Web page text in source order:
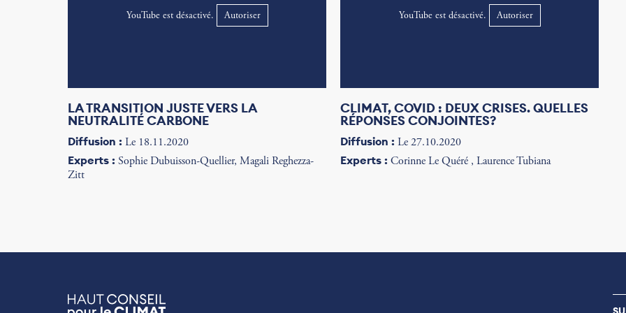
YouTube est désactivé. Autoriser
LA TRANSITION JUSTE VERS LA
NEUTRALITÉ CARBONE
Diffusion : Le 18.11.2020
Experts : Sophie Dubuisson-Quellier, Magali Reghezza-
Zitt
YouTube est désactivé. Autoriser
CLIMAT, COVID : DEUX CRISES. QUELLES
RÉPONSES CONJOINTES?
Diffusion : Le 27.10.2020
Experts : Corinne Le Quéré , Laurence Tubiana